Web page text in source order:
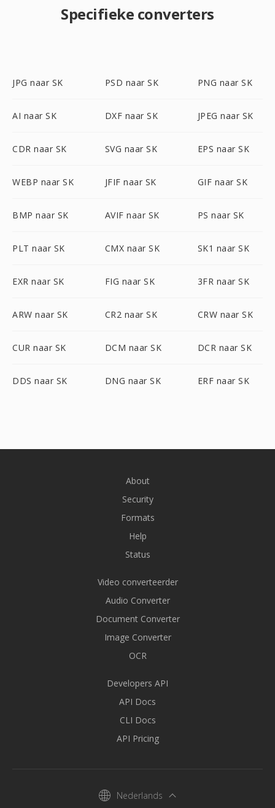
Specifieke converters
JPG naar SK PSD naar SK PNG naar SK
AI naar SK DXF naar SK JPEG naar SK
CDR naar SK SVG naar SK EPS naar SK
WEBP naar SK JFIF naar SK GIF naar SK
BMP naar SK AVIF naar SK PS naar SK
PLT naar SK CMX naar SK SK1 naar SK
EXR naar SK FIG naar SK 3FR naar SK
ARW naar SK CR2 naar SK CRW naar SK
CUR naar SK DCM naar SK DCR naar SK
DDS naar SK DNG naar SK ERF naar SK
About
Security
Formats
Help
Status
Video converteerder
Audio Converter
Document Converter
Image Converter
OCR
Developers API
API Docs
CLI Docs
API Pricing
Nederlands